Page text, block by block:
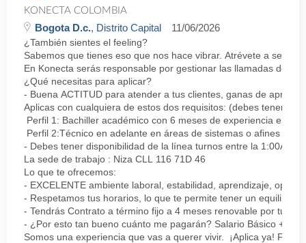
KONECTA COLOMBIA
Bogota D.c., Distrito Capital 11/06/2026
¿También sientes el feeling?
Sabemos que tienes eso que nos hace vibrar. Atrévete a ser
En Konecta serás responsable por gestionar las llamadas de
¿Qué necesitas para aplicar?
- Buena ACTITUD para atender a tus clientes, ganas de
Aplicas con cualquiera de estos dos requisitos: (debes tener
Perfil 1: Bachiller académico con 6 meses de experiencia en
Perfil 2:Técnico en adelante en áreas de sistemas o afines
- Debes tener disponibilidad de la línea turnos entre la 1:00AM
La sede de trabajo : Niza CLL 116 71D 46
Lo que te ofrecemos:
- EXCELENTE ambiente laboral, estabilidad, aprendizaje,
- Respetamos tus horarios, lo que te permite tener un equilibrio
- Tendrás Contrato a término fijo a 4 meses renovable por tu
- ¿Por esto tan bueno cuánto me pagarán? Salario Básico +
Somos una experiencia que vas a querer vivir. ¡Aplica ya!